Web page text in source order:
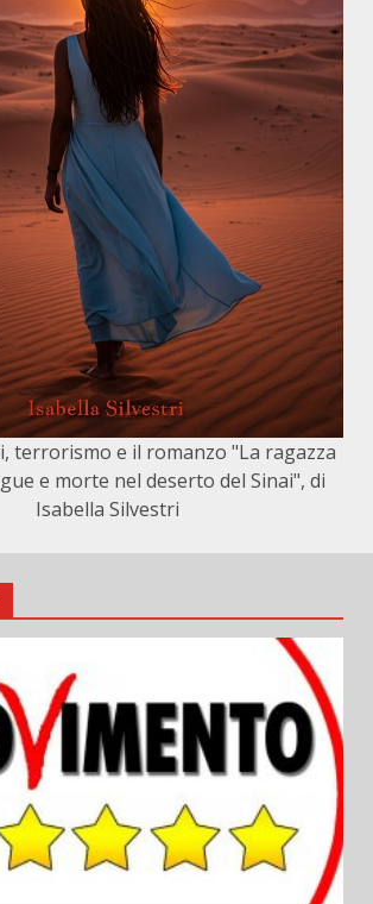
terrorismo e il romanzo "La ragazza
e morte nel deserto del Sinai", di
Isabella Silvestri